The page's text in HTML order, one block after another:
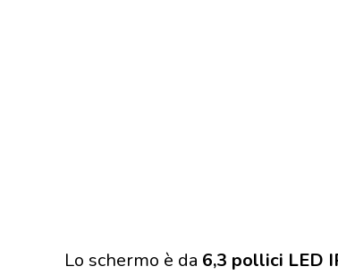
Lo schermo è da 6,3 pollici LED